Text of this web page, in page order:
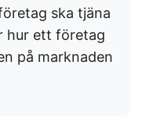
ska tjäna
hur ett företag
på marknaden